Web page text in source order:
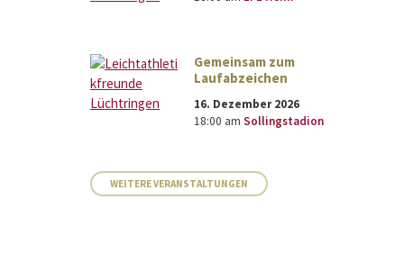
Gemeinsam zum
Laufabzeichen
16. Dezember 2026
18:00 am Sollingstadion
WEITERE VERANSTALTUNGEN